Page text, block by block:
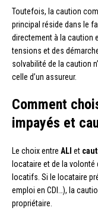
Toutefois, la caution
principal réside dans le
directement à la caution
tensions et des
solvabilité de la caution
celle d’un assureur.
Comment
impayés et
Le choix entre ALI et
locataire et de la volonté
locatifs. Si le locataire
emploi en CDI…), la
propriétaire.